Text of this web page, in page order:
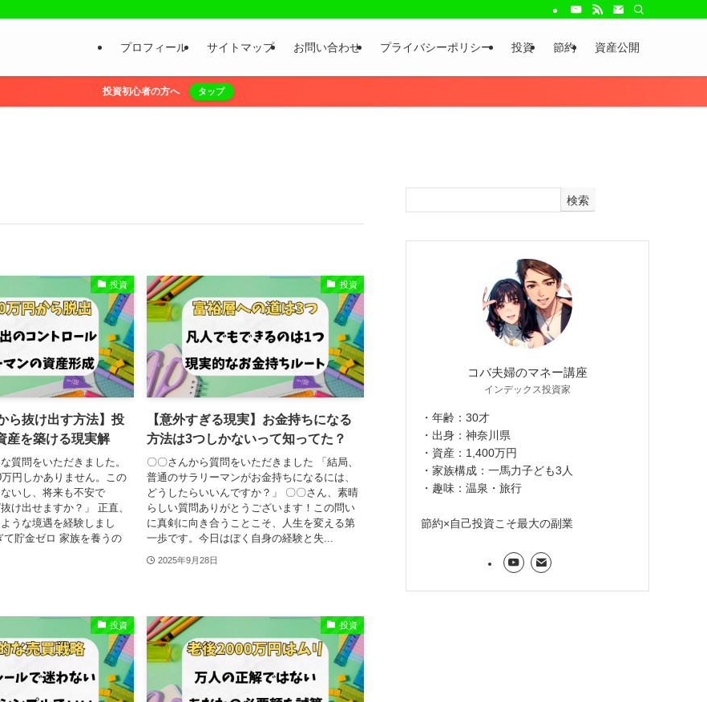
プロフィール サイトマップ お問い合わせ プライバシーポリシー 投資 節約 資産公開
投資初心者の方へ タップ
投資
ら抜け出す方法】投
産を築ける現実解
質問をいただきました。
万円しかありません。この
いし、将来も不安で
け出せますか？」 正直、
うな境遇を経験しまし
て貯金ゼロ 家族を養うの
投資
【意外すぎる現実】お金持ちになる
方法は3つしかないって知ってた？
〇〇さんから質問をいただきました 「結局、
普通のサラリーマンがお金持ちになるには、
どうしたらいいんですか？」 〇〇さん、素晴
らしい質問ありがとうございます！この問い
に真剣に向き合うことこそ、人生を変える第
一歩です。今日はぼく自身の経験と失...
2025年9月28日
投資 投資
検索
コバ夫婦のマネー講座
インデックス投資家
・年齢：30才
・出身：神奈川県
・資産：1,400万円
・家族構成：一馬力子ども3人
・趣味：温泉・旅行
節約×自己投資こそ最大の副業